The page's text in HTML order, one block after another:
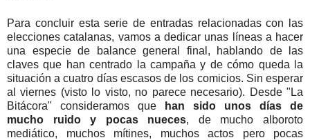
Para concluir esta serie de entradas relacionadas con las
elecciones catalanas, vamos a dedicar unas líneas a hacer
una especie de balance general final, hablando de las
claves que han centrado la campaña y de cómo queda la
situación a cuatro días escasos de los comicios. Sin esperar
al viernes (visto lo visto, no parece necesario). Desde "La
Bitácora" consideramos que
han sido unos días de
mucho ruido y pocas nueces, de mucho alboroto
mediático, muchos mítines, muchos actos pero pocas